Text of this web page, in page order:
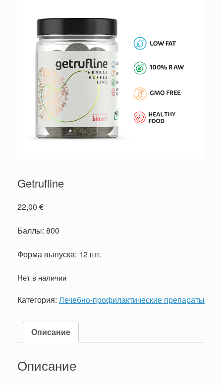
Getrufline
22,00 €
Баллы: 800
Форма выпуска: 12 шт.
Нет в наличии
Категория: Лечебно-профилактические препараты
Описание
Описание